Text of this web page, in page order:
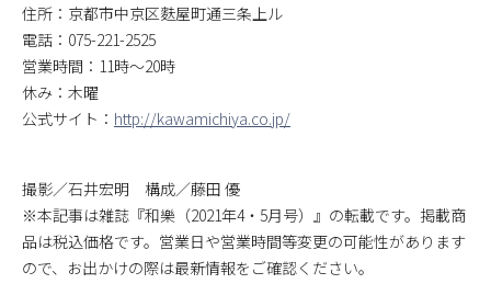
住所：京都市中京区麩屋町通三条上ル
電話：075-221-2525
営業時間：11時〜20時
休み：木曜
公式サイト： http://kawamichiya.co.jp/
撮影／石井宏明 構成／藤田 優
※本記事は雑誌『和樂（2021年4・5月号）』の転載です。掲載商
品は税込価格です。営業日や営業時間等変更の可能性があります
ので、お出かけの際は最新情報をご確認ください。